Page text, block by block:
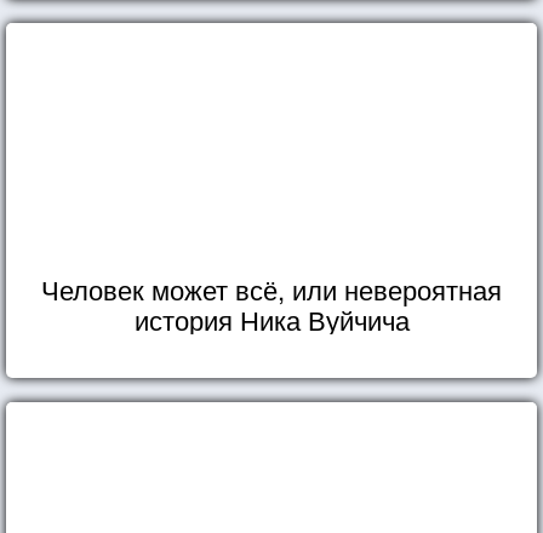
Человек может всё, или невероятная
история Ника Вуйчича